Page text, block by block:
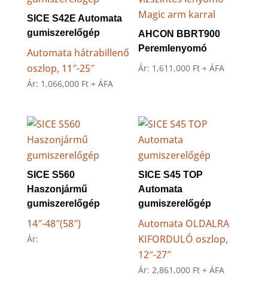
SICE S42E Automata
gumiszerelőgép
Automata hátrabillenő
oszlop, 11″-25″
Ár: 1,066,000 Ft + ÁFA
AHCON BBRT900
Peremlenyomó
Ár: 1,611,000 Ft + ÁFA
SICE S560
Haszonjármű
gumiszerelőgép
14″-48″(58″)
Ár:
SICE S45 TOP
Automata
gumiszerelőgép
Automata OLDALRA
KIFORDULÓ oszlop,
12″-27″
Ár: 2,861,000 Ft + ÁFA